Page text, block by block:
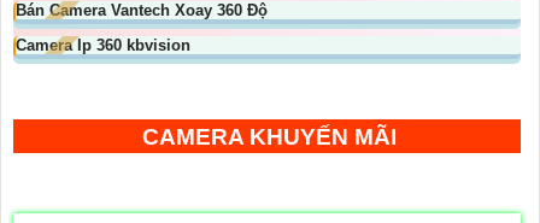
Bán Camera Vantech Xoay 360 Độ
Camera Ip 360 kbvision
CAMERA KHUYẾN MÃI